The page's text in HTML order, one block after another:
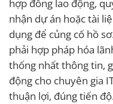
hợp đồng lao động,
nhận dự án hoặc tài
dụng để củng cố hồ
phải hợp pháp hóa
thống nhất thông tin,
động cho chuyên gia
thuận lợi, đúng tiến